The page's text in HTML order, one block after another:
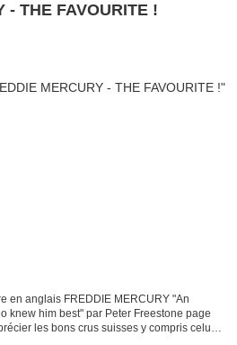
- THE FAVOURITE !
en anglais FREDDIE MERCURY "An
knew him best" par Peter Freestone page
les bons crus suisses y compris celui